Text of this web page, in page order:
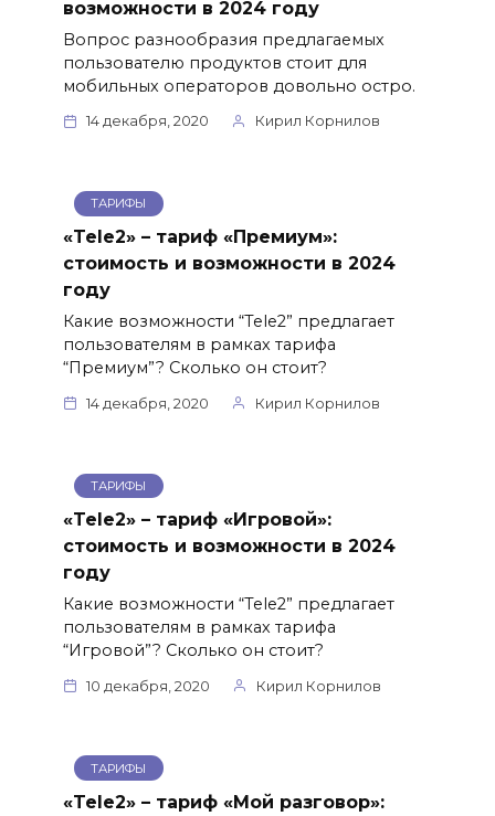
возможности в 2024 году
Вопрос разнообразия предлагаемых
пользователю продуктов стоит для
мобильных операторов довольно остро.
14 декабря, 2020 Кирил Корнилов
ТАРИФЫ
«Tele2» – тариф «Премиум»:
стоимость и возможности в 2024
году
Какие возможности “Tele2” предлагает
пользователям в рамках тарифа
“Премиум”? Сколько он стоит?
14 декабря, 2020 Кирил Корнилов
ТАРИФЫ
«Tele2» – тариф «Игровой»:
стоимость и возможности в 2024
году
Какие возможности “Tele2” предлагает
пользователям в рамках тарифа
“Игровой”? Сколько он стоит?
10 декабря, 2020 Кирил Корнилов
ТАРИФЫ
«Tele2» – тариф «Мой разговор»: